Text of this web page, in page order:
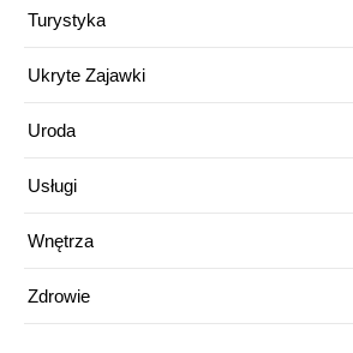
Turystyka
Ukryte Zajawki
Uroda
Usługi
Wnętrza
Zdrowie